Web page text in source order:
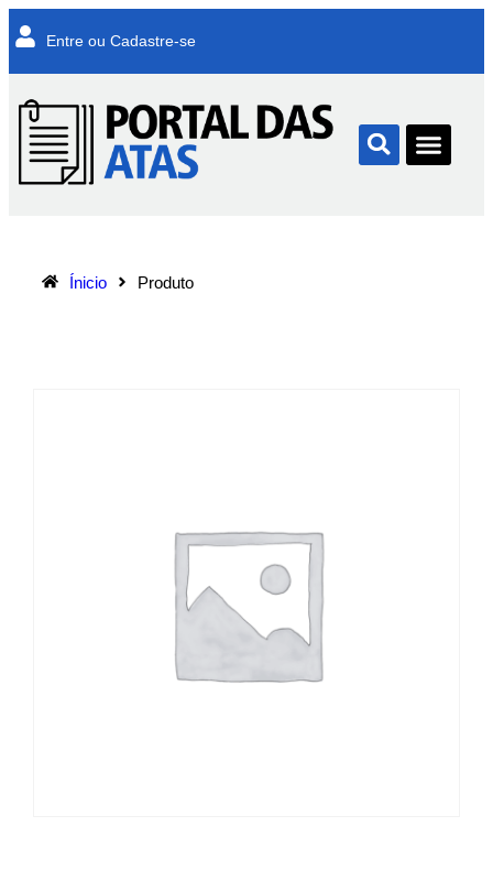
Entre ou Cadastre-se
Ínicio Produto